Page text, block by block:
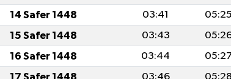
14 Safer 1448 03:41 05:25
15 Safer 1448 03:43
16 Safer 1448 03:44
17 Safer 1448 03:46 05:28